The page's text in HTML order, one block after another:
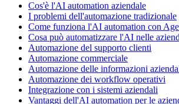
Cos'è l'AI automation aziendale
I problemi dell'automazione tradizionale
Come funziona l'AI automation con
Cosa può automatizzare l'AI nelle
Automazione del supporto clienti
Automazione commerciale
Automazione delle informazioni
Automazione dei workflow operativi
Integrazione con i sistemi aziendali
Vantaggi dell'AI automation per le